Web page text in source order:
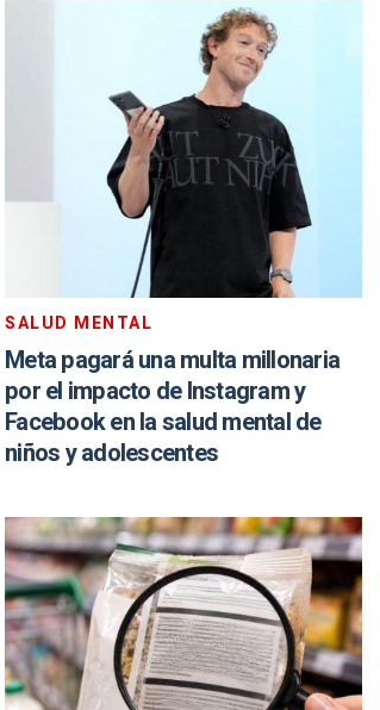
SALUD MENTAL
Meta pagará una multa millonaria
por el impacto de Instagram y
Facebook en la salud mental de
niños y adolescentes